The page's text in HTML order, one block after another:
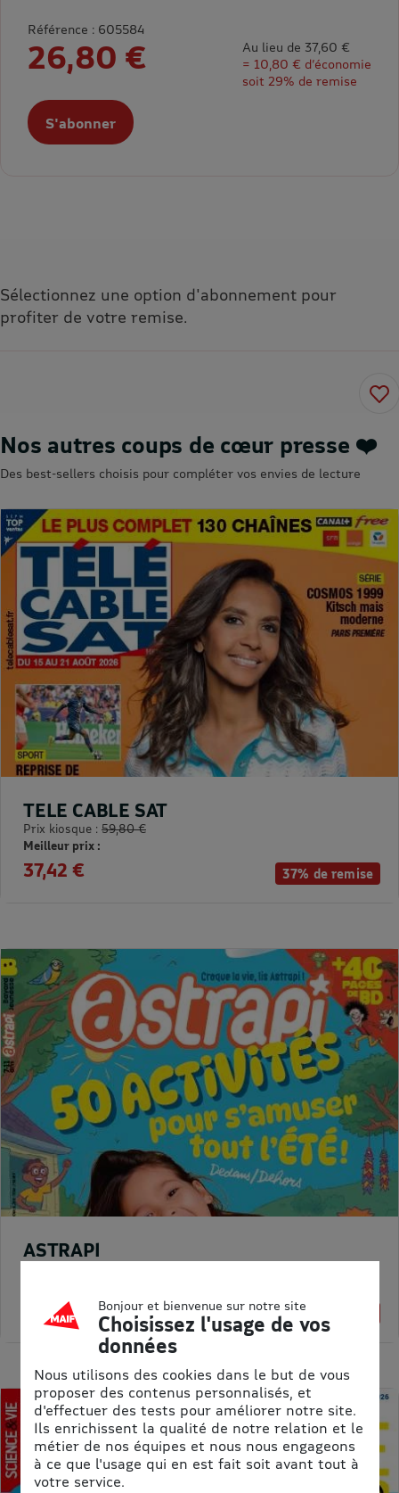
Référence : 605584
26,80 €
Au lieu de 37,60 €
= 10,80 € d’économie
soit 29% de remise
S'abonner
Sélectionnez une option d'abonnement pour
profiter de votre remise.
Nos autres coups de cœur presse ❤️
Des best-sellers choisis pour compléter vos envies de lecture
37% de remise
TELE CABLE SAT
Prix kiosque : 59,80 €
Meilleur prix :
37,42 €
1% de remise
ASTRAPI
61,75 € Bonjour et bienvenue sur notre site
Choisissez l'usage de vos
données
Nous utilisons des cookies dans le but de vous
proposer des contenus personnalisés, et
d'effectuer des tests pour améliorer notre site.
Ils enrichissent la qualité de notre relation et le
métier de nos équipes et nous nous engageons
à ce que l'usage qui en est fait soit avant tout à
votre service.